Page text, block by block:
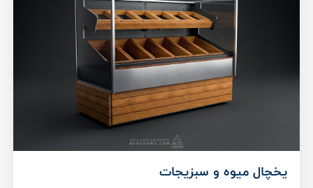
یخچال میوه و سبزیجات